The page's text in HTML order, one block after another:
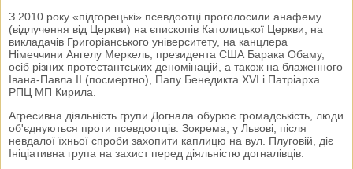
З 2010 року «підгорецькі» псевдоотці проголосили анафему
(відлучення від Церкви) на єпископів Католицької Церкви, на
викладачів Григоріанського університету, на канцлера
Німеччини Ангелу Меркель, президента США Барака Обаму,
осіб різних протестантських деномінацій, а також на блаженного
Івана-Павла II (посмертно), Папу Бенедикта XVI і Патріарха
РПЦ МП Кирила.
Агресивна діяльність групи Догнала обурює громадськість, люди
об'єднуються проти псевдоотців. Зокрема, у Львові, після
невдалої їхньої спроби захопити каплицю на вул. Плуговій, діє
Ініціативна група на захист перед діяльністю догналівців.